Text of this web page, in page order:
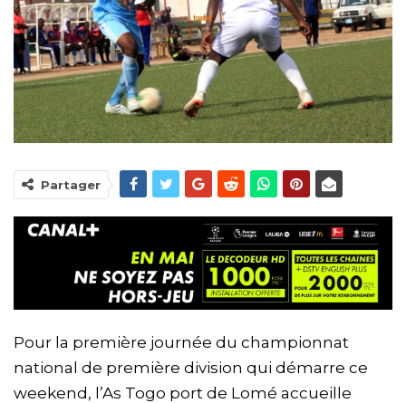
Partager
Pour la première journée du championnat
national de première division qui démarre ce
weekend, l’As Togo port de Lomé accueille